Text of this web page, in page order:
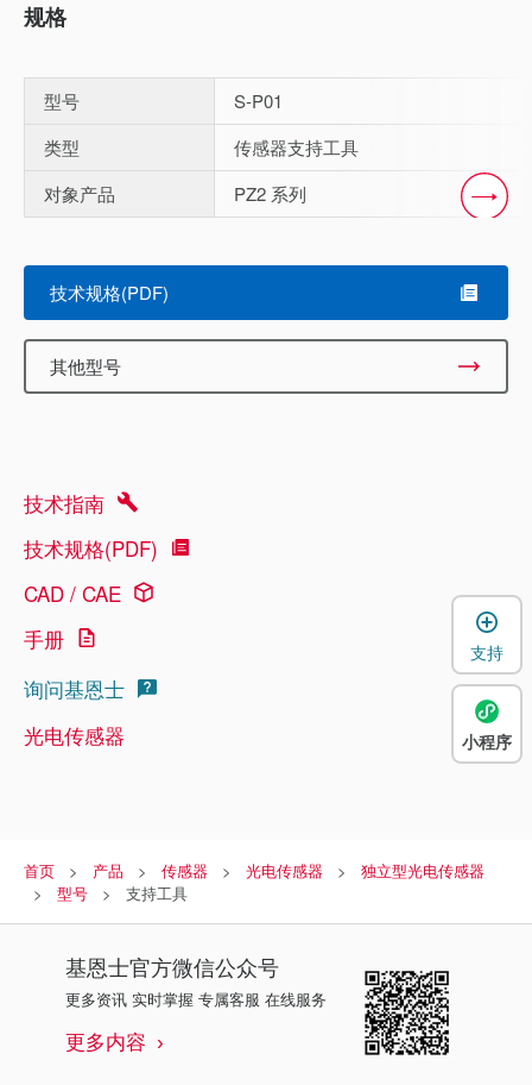
规格
型号
S-P01
类型
传感器支持工具
对象产品
PZ2 系列
技术规格(PDF)
其他型号
技术指南
技术规格(PDF)
CAD / CAE
手册
询问基恩士
光电传感器
首页 产品 传感器 光电传感器
独立型光电传感器
型号
支持工具
基恩士官方微信公众号
更多资讯 实时掌握 专属客服 在线服务
更多内容
支持
小程序